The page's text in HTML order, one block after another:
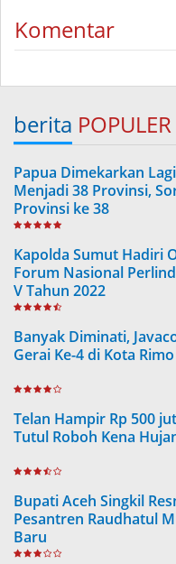
Komentar
berita POPULER
Papua Dimekarkan
Menjadi 38 Provinsi,
Provinsi ke 38
Kapolda Sumut Hadiri
Forum Nasional
V Tahun 2022
Banyak Diminati,
Gerai Ke-4 di Kota Rimo
Telan Hampir Rp 500
Tutul Roboh Kena
Bupati Aceh Singkil
Pesantren Raudhatul
Baru